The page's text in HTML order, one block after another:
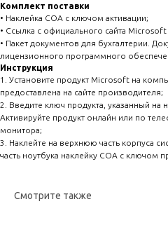
Комплект поставки
• Наклейка COA с ключом активации;
• Ссылка с официального сайта
• Пакет документов для бухгалтерии.
лицензионного программного
Инструкция
1. Установите продукт Microsoft на
предоставлена на сайте производителя;
2. Введите ключ продукта, указанный на
Активируйте продукт онлайн или по
монитора;
3. Наклейте на верхнюю часть корпуса
часть ноутбука наклейку COA с ключом
Смотрите также